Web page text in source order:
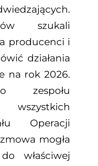
szukali
producenci i
działania
na rok 2026.
zespołu
wszystkich
Operacji
mogła
właściwej